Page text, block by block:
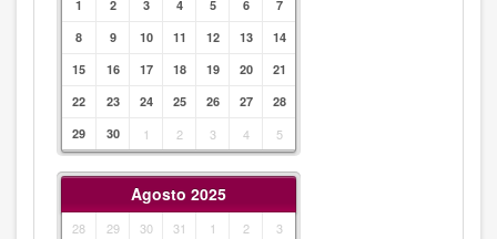
1 2 3 4 5 6
7
8
9 10 11 12 13
14
15
16 17 18 19 20
21
22
23 24 25 26 27
28
29
30 1 2 3 4 5
Agosto 2025
28 29 30 31 1 2
3